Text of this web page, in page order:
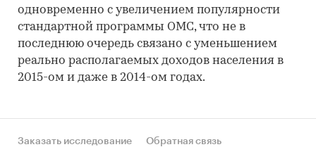
одновременно с увеличением популярности
стандартной программы ОМС, что не в
последнюю очередь связано с уменьшением
реально располагаемых доходов населения в
2015-ом и даже в 2014-ом годах.
Заказать исследование Обратная связь